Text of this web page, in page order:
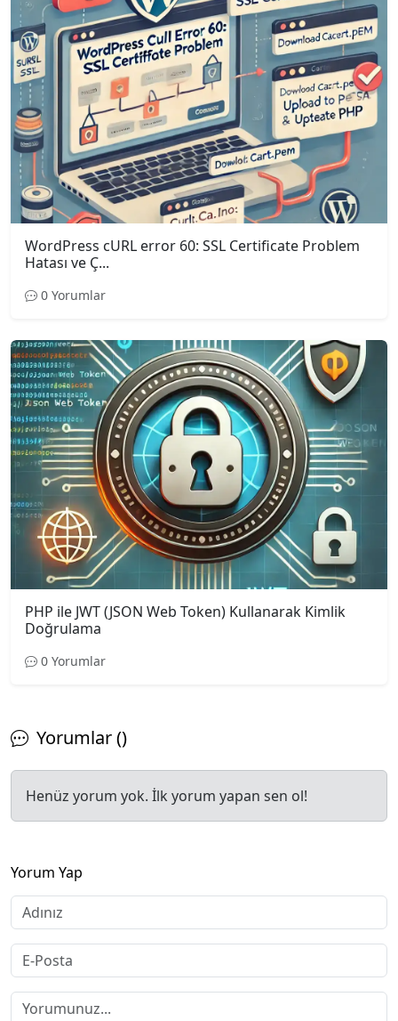
WordPress cURL error 60: SSL Certificate Problem
Hatası ve Ç...
0 Yorumlar
PHP ile JWT (JSON Web Token) Kullanarak Kimlik
Doğrulama
0 Yorumlar
Yorumlar ()
Henüz yorum yok. İlk yorum yapan sen ol!
Yorum Yap